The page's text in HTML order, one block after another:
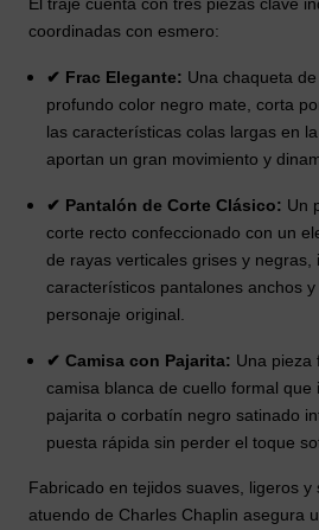
coordinadas con esmero:
✔ Frac Elegante: Una chaqueta
profundo color negro mate, corta
las características colas largas en
aportan un gran movimiento y
✔ Pantalón de Corte Clásico: Un
corte recto confeccionado con un
de rayas verticales grises y negras,
característicos pantalones anchos
personaje original.
✔ Camisa con Pajarita: Una pieza
camisa blanca de cuello formal que
pajarita o corbatín negro satinado
puesta rápida sin perder el toque
Fabricado en tejidos suaves, ligeros y
atuendo de Charles Chaplin asegura